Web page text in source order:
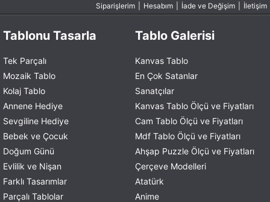
Siparişlerim Hesabım İade ve Değişim İletişim
Tablonu Tasarla
Tek Parçalı
Mozaik Tablo
Kolaj Tablo
Annene Hediye
Sevgiline Hediye
Bebek ve Çocuk
Doğum Günü
Evlilik ve Nişan
Farklı Tasarımlar
Parçalı Tablolar
Tablo Galerisi
Kanvas Tablo
En Çok Satanlar
Sanatçılar
Kanvas Tablo Ölçü ve Fiyatları
Cam Tablo Ölçü ve Fiyatları
Mdf Tablo Ölçü ve Fiyatları
Ahşap Puzzle Ölçü ve Fiyatları
Çerçeve Modelleri
Atatürk
Anime